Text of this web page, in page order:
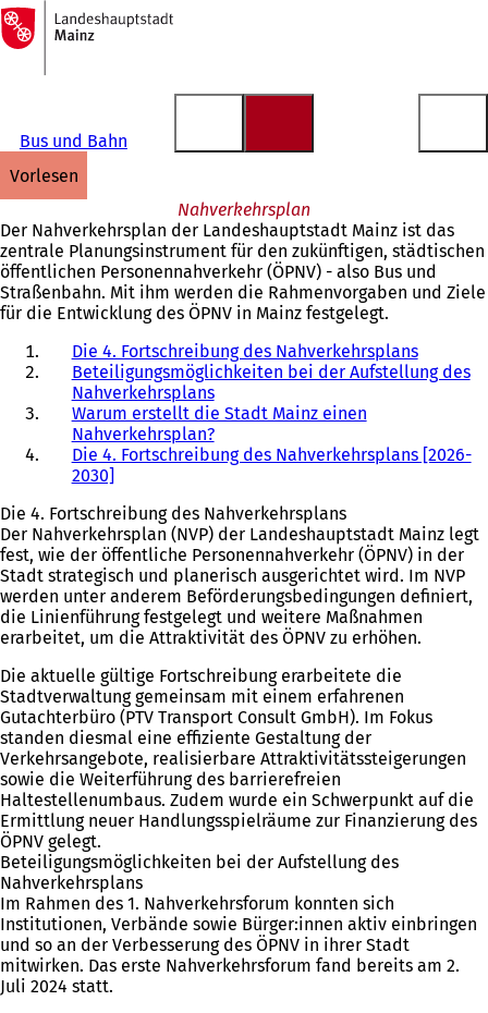
Inhalt anspringen
Zur
Startseite
Bus und Bahn
vorlesen
Nahverkehrsplan
Der Nahverkehrsplan der Landeshauptstadt Mainz ist das
zentrale Planungsinstrument für den zukünftigen, städtischen
öffentlichen Personennahverkehr (ÖPNV) - also Bus und
Straßenbahn. Mit ihm werden die Rahmenvorgaben und Ziele
für die Entwicklung des ÖPNV in Mainz festgelegt.
Die 4. Fortschreibung des Nahverkehrsplans
Beteiligungsmöglichkeiten bei der Aufstellung des
Nahverkehrsplans
Warum erstellt die Stadt Mainz einen
Nahverkehrsplan?
Die 4. Fortschreibung des Nahverkehrsplans [2026-
2030]
Die 4. Fortschreibung des Nahverkehrsplans
Der Nahverkehrsplan (NVP) der Landeshauptstadt Mainz legt
fest, wie der öffentliche Personennahverkehr (ÖPNV) in der
Stadt strategisch und planerisch ausgerichtet wird. Im NVP
werden unter anderem Beförderungsbedingungen definiert,
die Linienführung festgelegt und weitere Maßnahmen
erarbeitet, um die Attraktivität des ÖPNV zu erhöhen.
Die aktuelle gültige Fortschreibung erarbeitete die
Stadtverwaltung gemeinsam mit einem erfahrenen
Gutachterbüro (PTV Transport Consult GmbH). Im Fokus
standen diesmal eine effiziente Gestaltung der
Verkehrsangebote, realisierbare Attraktivitätssteigerungen
sowie die Weiterführung des barrierefreien
Haltestellenumbaus. Zudem wurde ein Schwerpunkt auf die
Ermittlung neuer Handlungsspielräume zur Finanzierung des
ÖPNV gelegt.
Beteiligungsmöglichkeiten bei der Aufstellung des
Nahverkehrsplans
Im Rahmen des 1. Nahverkehrsforum konnten sich
Institutionen, Verbände sowie Bürger:innen aktiv einbringen
und so an der Verbesserung des ÖPNV in ihrer Stadt
mitwirken. Das erste Nahverkehrsforum fand bereits am 2.
Juli 2024 statt.